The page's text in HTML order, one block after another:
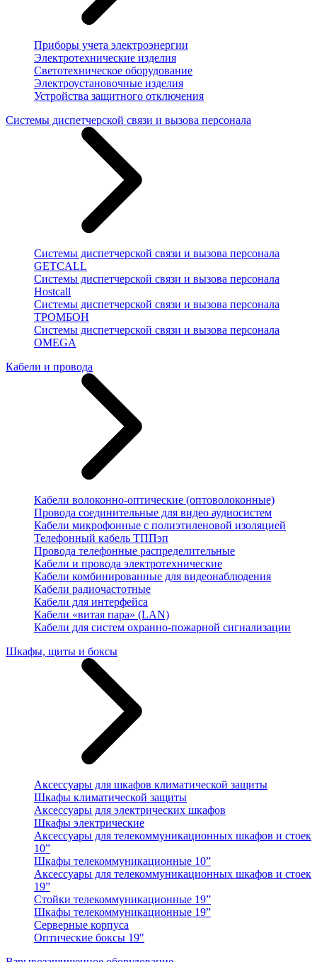
Приборы учета электроэнергии
Электротехнические изделия
Светотехническое оборудование
Электроустановочные изделия
Устройства защитного отключения
Системы диспетчерской связи и вызова персонала
Системы диспетчерской связи и вызова персонала
GETCALL
Системы диспетчерской связи и вызова персонала
Hostcall
Системы диспетчерской связи и вызова персонала
ТРОМБОН
Системы диспетчерской связи и вызова персонала
OMEGA
Кабели и провода
Кабели волоконно-оптические (оптоволоконные)
Провода соединительные для видео аудиосистем
Кабели микрофонные с полиэтиленовой изоляцией
Телефонный кабель ТППэп
Провода телефонные распределительные
Кабели и провода электротехнические
Кабели комбинированные для видеонаблюдения
Кабели радиочастотные
Кабели для интерфейса
Кабели «витая пара» (LAN)
Кабели для систем охранно-пожарной сигнализации
Шкафы, щиты и боксы
Аксессуары для шкафов климатической защиты
Шкафы климатической защиты
Аксессуары для электрических шкафов
Шкафы электрические
Аксессуары для телекоммуникационных шкафов и стоек
10”
Шкафы телекоммуникационные 10”
Аксессуары для телекоммуникационных шкафов и стоек
19”
Стойки телекоммуникационные 19”
Шкафы телекоммуникационные 19”
Серверные корпуса
Оптические боксы 19"